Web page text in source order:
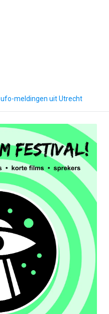
ufo-meldingen uit Utrecht